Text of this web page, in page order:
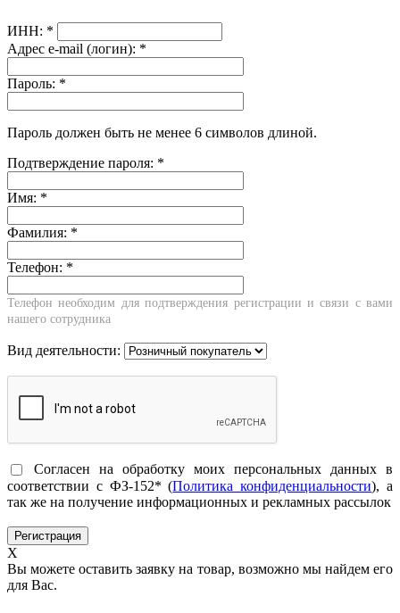
ИНН: *
Адрес e-mail (логин): *
Пароль: *
Пароль должен быть не менее 6 символов длиной.
Подтверждение пароля: *
Имя: *
Фамилия: *
Телефон: *
Телефон необходим для подтверждения регистрации и связи с вами
нашего сотрудника
Вид деятельности:
Согласен на обработку моих персональных данных в
соответствии с ФЗ-152* (Политика конфиденциальности), а
так же на получение информационных и рекламных рассылок
X
Вы можете оставить заявку на товар, возможно мы найдем его
для Вас.